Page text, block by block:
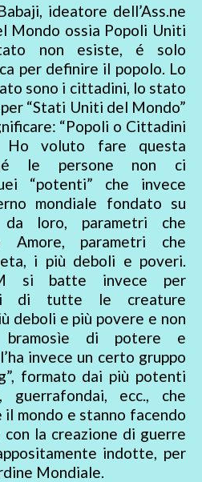
ideatore dell’Ass.ne
Mondo ossia Popoli Uniti
non esiste, é solo
per definire il popolo. Lo
sono i cittadini, lo stato
“Stati Uniti del Mondo”
“Popoli o Cittadini
Ho voluto fare questa
le persone non ci
“potenti” che invece
mondiale fondato su
da loro, parametri che
Amore, parametri che
i più deboli e poveri.
si batte invece per
di tutte le creature
deboli e più povere e non
bramosìe di potere e
invece un certo gruppo
formato dai più potenti
guerrafondai, ecc., che
mondo e stanno facendo
la creazione di guerre
indotte, per
Mondiale.